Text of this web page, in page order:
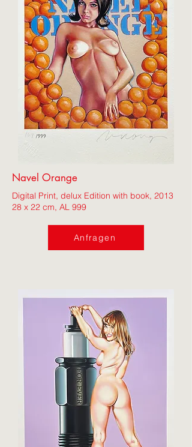
Navel Orange
Digital Print, delux Edition with book, 2013
28 x 22 cm, AL 999
Anfragen